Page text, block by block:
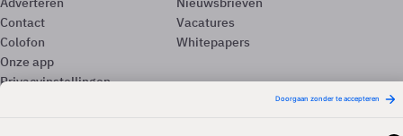
Contact
Colofon
Onze app
Privacyinstellingen
Vacatures
Whitepapers